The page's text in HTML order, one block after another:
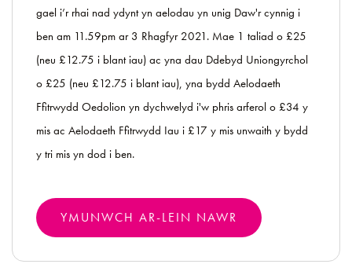
gael i’r rhai nad ydynt yn aelodau yn unig Daw'r cynnig i
ben am 11.59pm ar 3 Rhagfyr 2021. Mae 1 taliad o £25
(neu £12.75 i blant iau) ac yna dau Ddebyd Uniongyrchol
o £25 (neu £12.75 i blant iau), yna bydd Aelodaeth
Ffitrwydd Oedolion yn dychwelyd i'w phris arferol o £34 y
mis ac Aelodaeth Ffitrwydd Iau i £17 y mis unwaith y bydd
y tri mis yn dod i ben.
YMUNWCH AR-LEIN NAWR